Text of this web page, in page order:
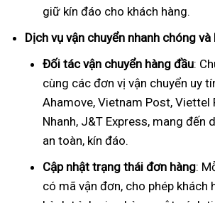
giữ kín đáo cho khách hàng.
Dịch vụ vận chuyển nhanh chóng
Đối tác vận chuyển hàng đầu:
cùng các đơn vị vận chuyển uy
Ahamove, Vietnam Post, Viettel
Nhanh, J&T Express, mang đến
an toàn, kín đáo.
Cập nhật trạng thái đơn hàng:
có mã vận đơn, cho phép khách